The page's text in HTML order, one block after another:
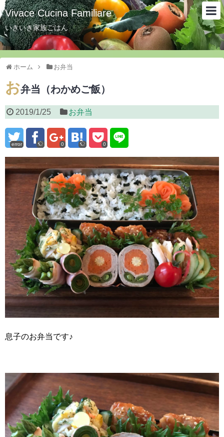
Vivace Cucina Familiare
いきいき家族ごはん
ホーム お弁当
お弁当（わかめご飯）
2019/1/25 お弁当
error 0 0
息子のお弁当です♪